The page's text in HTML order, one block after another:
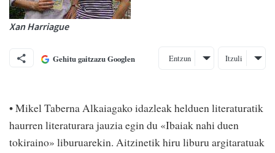
Xan Harriague
Gehitu gaitzazu Googlen Entzun Itzuli
• Mikel Taberna Alkaiagako idazleak helduen literaturatik
haurren literaturara jauzia egin du «Ibaiak nahi duen
tokiraino» liburuarekin. Aitzinetik hiru liburu argitaratuak